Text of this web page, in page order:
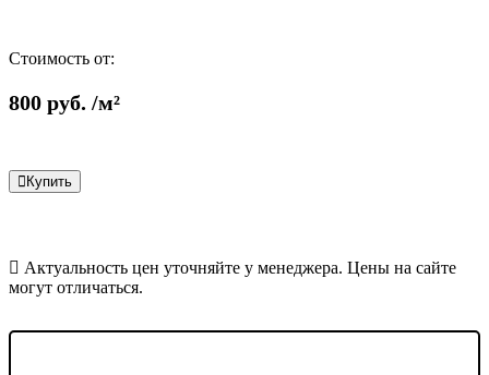
Стоимость от:
800 руб. /м²
Купить
Актуальность цен уточняйте у менеджера. Цены на сайте
могут отличаться.